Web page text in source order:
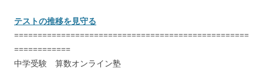
テストの推移を見守る
==================================================
============
中学受験 算数オンライン塾